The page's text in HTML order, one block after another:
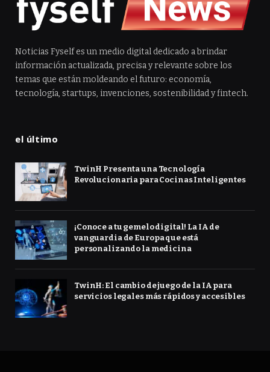
Noticias Fyself es un medio digital dedicado a brindar
información actualizada, precisa y relevante sobre los
temas que están moldeando el futuro: economía,
tecnología, startups, invenciones, sostenibilidad y fintech.
el último
TwinH Presenta una Tecnología
Revolucionaria para Cocinas Inteligentes
¡Conoce a tu gemelo digital! La IA de
vanguardia de Europa que está
personalizando la medicina
TwinH: El cambio de juego de la IA para
servicios legales más rápidos y accesibles